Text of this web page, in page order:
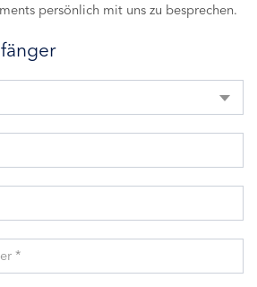
persönlich mit uns zu besprechen.
*